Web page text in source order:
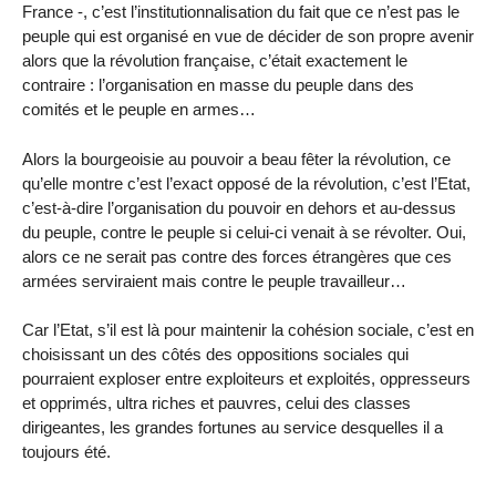
France -, c’est l’institutionnalisation du fait que ce n’est pas le
peuple qui est organisé en vue de décider de son propre avenir
alors que la révolution française, c’était exactement le
contraire : l’organisation en masse du peuple dans des
comités et le peuple en armes…
Alors la bourgeoisie au pouvoir a beau fêter la révolution, ce
qu’elle montre c’est l’exact opposé de la révolution, c’est l’Etat,
c’est-à-dire l’organisation du pouvoir en dehors et au-dessus
du peuple, contre le peuple si celui-ci venait à se révolter. Oui,
alors ce ne serait pas contre des forces étrangères que ces
armées serviraient mais contre le peuple travailleur…
Car l’Etat, s’il est là pour maintenir la cohésion sociale, c’est en
choisissant un des côtés des oppositions sociales qui
pourraient exploser entre exploiteurs et exploités, oppresseurs
et opprimés, ultra riches et pauvres, celui des classes
dirigeantes, les grandes fortunes au service desquelles il a
toujours été.